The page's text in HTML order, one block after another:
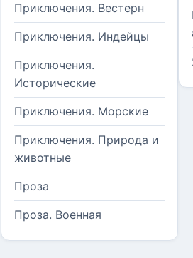
Приключения. Вестерн
Приключения. Индейцы
Приключения.
Исторические
Приключения. Морские
Приключения. Природа и
животные
Проза
Проза. Военная